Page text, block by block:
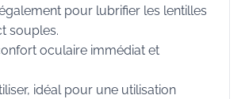
pour lubrifier les lentilles
souples.
oculaire immédiat et
idéal pour une utilisation